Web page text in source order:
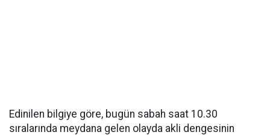
Edinilen bilgiye göre, bugün sabah saat 10.30
sıralarında meydana gelen olayda akli dengesinin